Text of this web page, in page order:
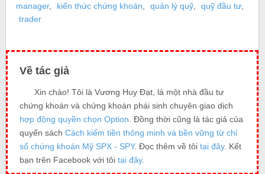
manager, kiến thức chứng khoán quản lý quỹ quỹ đầu tư
trader
Về tác giả
Xin chào! Tôi là Vương Huy Đạt, là một nhà đầu tư
chứng khoán và chứng khoán phái sinh chuyên giao dịch
hợp động quyền chọn Option . Đồng thời cũng là tác giả của
quyển sách Cách kiếm tiền thông minh và bền vững từ chỉ
số chứng khoán Mỹ SPX - SPY. Đọc thêm về tôi tại đây. Kết
bạn trên Facebook với tôi tại đây.